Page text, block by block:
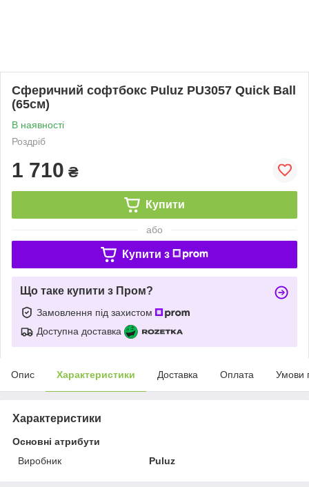
Сферичний софтбокс Puluz PU3057 Quick Ball
(65см)
В наявності
Роздріб
1 710 ₴
Купити
або
Купити з
Що таке купити з Пром?
Замовлення під захистом
Доступна доставка
Опис Характеристики Доставка Оплата Умови
Характеристики
Основні атрибути
Виробник
Puluz